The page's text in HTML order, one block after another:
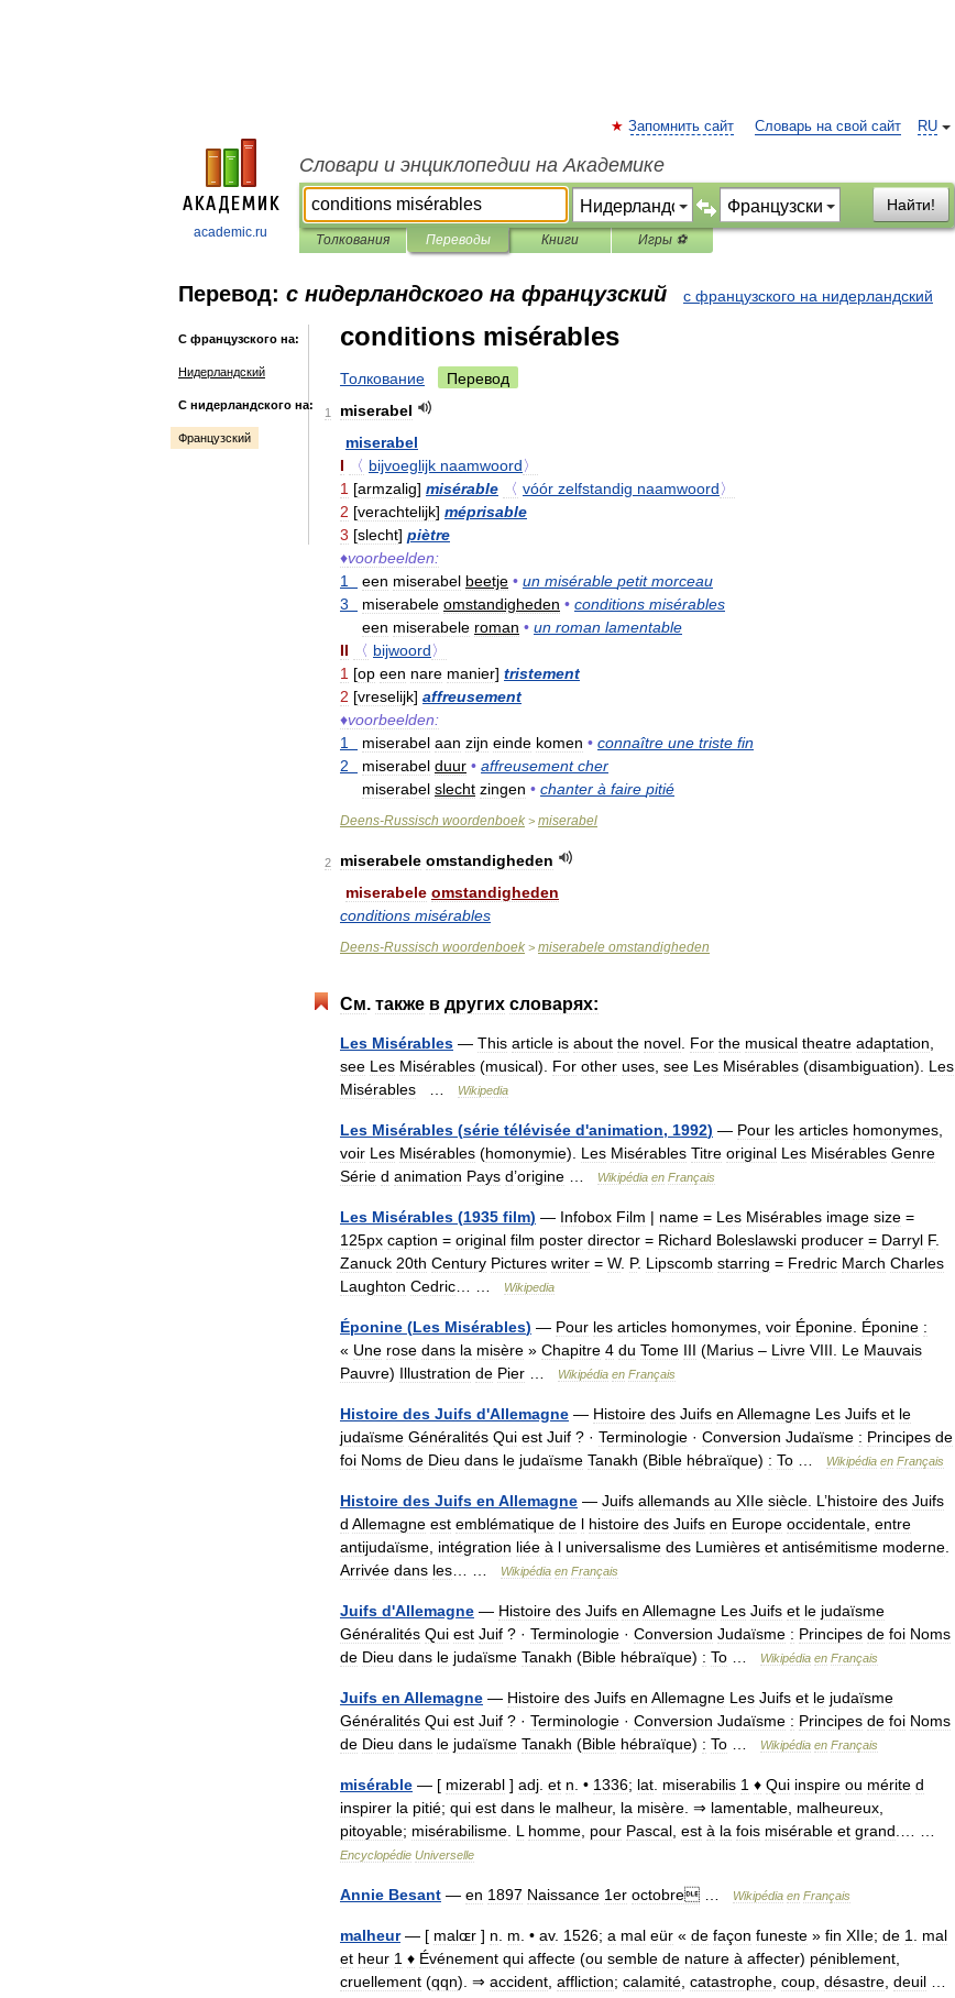
academic.ru
RU
Запомнить сайт Словарь на свой сайт
Словари и энциклопедии на Академике
Найти!
Толкования Переводы Книги Игры ⚽
Перевод: с нидерландского на французский с французского на нидерландский
С французского на:
Нидерландский
С нидерландского на:
Французский
conditions misérables
Толкование Перевод
1
miserabel
miserabel
I
〈 bijvoeglijk naamwoord〉
1 [armzalig] misérable 〈 vóór zelfstandig naamwoord〉
2 [verachtelijk] méprisable
3 [slecht] piètre
♦voorbeelden:
1
een miserabel beetje • un misérable petit morceau
3
miserabele omstandigheden • conditions misérables
een miserabele roman • un roman lamentable
II
〈 bijwoord〉
1 [op een nare manier] tristement
2 [vreselijk] affreusement
♦voorbeelden:
1
miserabel aan zijn einde komen • connaître une triste fin
2
miserabel duur • affreusement cher
miserabel slecht zingen • chanter à faire pitié
Deens-Russisch woordenboek > miserabel
2 miserabele omstandigheden
miserabele omstandigheden
conditions misérables
Deens-Russisch woordenboek > miserabele omstandigheden
См. также в других словарях:
Les Misérables — This article is about the novel For the musical theatre adaptation
see Les Misérables (musical). For other uses see Les Misérables (disambiguation). Les
Misérables
Wikipedia
Les Misérables (série télévisée d'animation, 1992) — Pour les articles homonymes
voir Les Misérables (homonymie). Les Misérables Titre original Les Misérables Genre
Série d animation Pays d’origine Wikipédia en Français
Les Misérables (1935 film) — Infobox Film | name = Les Misérables image size =
125px caption = original film poster director = Richard Boleslawski producer = Darryl F.
Zanuck 20th Century Pictures writer = W. P. Lipscomb starring = Fredric March Charles
Laughton Cedric Wikipedia
Éponine (Les Misérables) — Pour les articles homonymes voir Éponine Éponine :
« Une rose dans la misère » Chapitre 4 du Tome III (Marius – Livre VIII Le Mauvais
Pauvre) Illustration de Pier Wikipédia en Français
Histoire des Juifs d'Allemagne — Histoire des Juifs en Allemagne Les Juifs et le
judaïsme Généralités Qui est Juif ? · Terminologie · Conversion Judaïsme : Principes de
foi Noms de Dieu dans le judaïsme Tanakh (Bible hébraïque) : To Wikipédia en Français
Histoire des Juifs en Allemagne — Juifs allemands au XIIe siècle L ’histoire des Juifs
d Allemagne est emblématique de l histoire des Juifs en Europe occidentale entre
antijudaïsme intégration liée à l universalisme des Lumières et antisémitisme moderne
Arrivée dans les Wikipédia en Français
Juifs d'Allemagne — Histoire des Juifs en Allemagne Les Juifs et le judaïsme
Généralités Qui est Juif ? · Terminologie · Conversion Judaïsme : Principes de foi Noms
de Dieu dans le judaïsme Tanakh (Bible hébraïque) : To Wikipédia en Français
Juifs en Allemagne — Histoire des Juifs en Allemagne Les Juifs et le judaïsme
Généralités Qui est Juif ? · Terminologie · Conversion Judaïsme : Principes de foi Noms
de Dieu dans le judaïsme Tanakh (Bible hébraïque) : To Wikipédia en Français
misérable — [ mizerabl ] adj et n . • 1336; lat miserabilis 1 ♦ Qui inspire ou mérite d
inspirer la pitié; qui est dans le malheur, la misère . ⇒ lamentable malheureux
pitoyable; misérabilisme L homme pour Pascal est à la fois misérable et grand
Encyclopédie Universelle
Annie Besant — en 1897 Naissance 1er octobre Wikipédia en Français
malheur— [ malɶr ] n m . • av. 1526; a mal eür « de façon funeste » fin XIIe; de 1
mal
et heur 1 ♦ Événement qui affecte (ou semble de nature à affecter) péniblement
cruellement (qqn). ⇒ accident affliction; calamité catastrophe coup désastre deuil